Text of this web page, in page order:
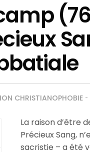
CHRISTIANOPHOBIE
La raison d’être
Précieux Sang,
sacristie – a été